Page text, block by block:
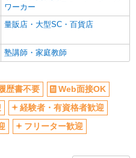
ワーカー
量販店・大型SC・百貨店
塾講師・家庭教師
歴書不要
Web面接OK
経験者・有資格者歓迎
フリーター歓迎